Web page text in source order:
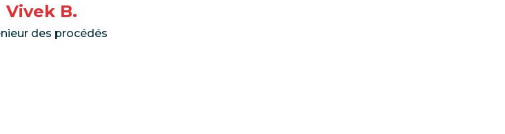
Vivek B.
des procédés